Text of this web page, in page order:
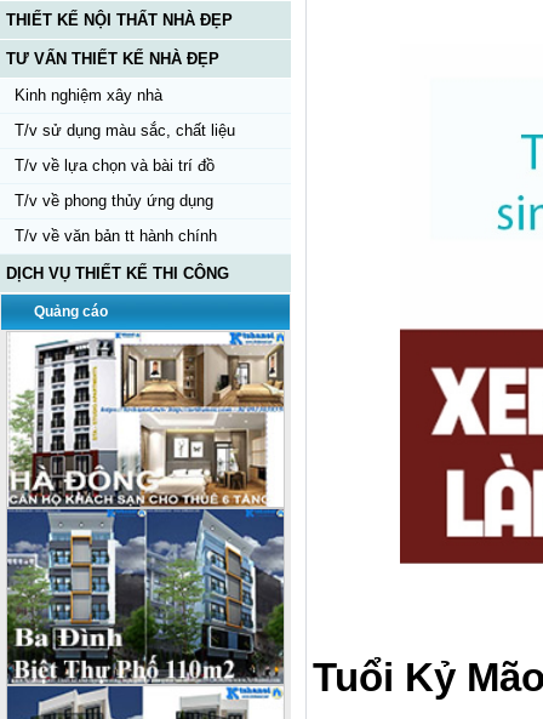
THIẾT KẾ NỘI THẤT NHÀ ĐẸP
TƯ VẤN THIẾT KẾ NHÀ ĐẸP
Kinh nghiệm xây nhà
T/v sử dụng màu sắc, chất liệu
T/v về lựa chọn và bài trí đồ
T/v về phong thủy ứng dụng
T/v về văn bản tt hành chính
DỊCH VỤ THIẾT KẾ THI CÔNG
Quảng cáo
Tuổi Kỷ